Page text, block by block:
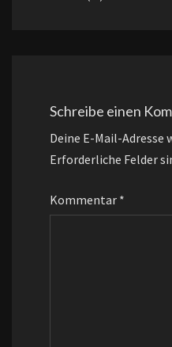
Schreibe einen
Deine E-Mail-
Erforderliche Felder
Kommentar *